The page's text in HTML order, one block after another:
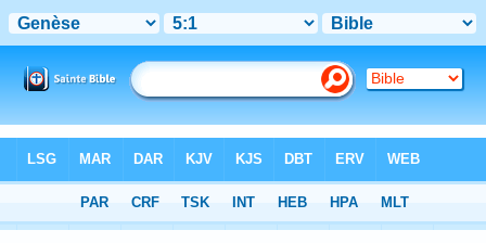
Chapitre 5> Verset 1